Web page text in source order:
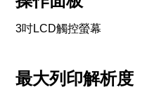
3吋LCD觸控
最大列印解